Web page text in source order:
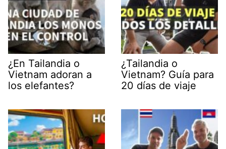
¿En Tailandia o
Vietnam adoran a
los elefantes?
¿Tailandia o
Vietnam? Guía para
20 días de viaje